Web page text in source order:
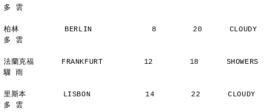
多 雲
柏林          BERLIN             8        20      CLOUDY
多 雲
法蘭克福      FRANKFURT         12        18      SHOWERS
驟 雨
里斯本        LISBON            14        22      CLOUDY
多 雲